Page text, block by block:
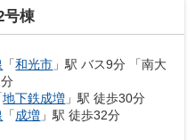
号棟
「和光市 」駅 バス9分 「南大
地下鉄成増 」駅 徒歩30分
「成増 」駅 徒歩32分